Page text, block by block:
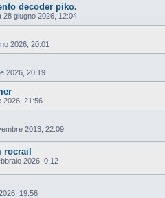
decoder piko.
28 giugno 2026, 12:04
2026, 20:01
2026, 20:19
2026, 21:56
2013, 22:09
2026, 0:12
19:56